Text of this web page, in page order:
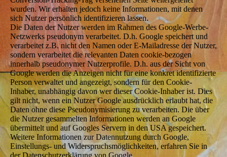
wurden. Wir erhalten jedoch keine Informationen, mit denen
sich Nutzer persönlich identifizieren lassen.
Die Daten der Nutzer werden im Rahmen des Google-Werbe-
Netzwerks pseudonym verarbeitet. D.h. Google speichert und
verarbeitet z.B. nicht den Namen oder E-Mailadresse der Nutzer,
sondern verarbeitet die relevanten Daten cookie-bezogen
innerhalb pseudonymer Nutzerprofile. D.h. aus der Sicht von
Google werden die Anzeigen nicht für eine konkret identifizierte
Person verwaltet und angezeigt, sondern für den Cookie-
Inhaber, unabhängig davon wer dieser Cookie-Inhaber ist. Dies
gilt nicht, wenn ein Nutzer Google ausdrücklich erlaubt hat, die
Daten ohne diese Pseudonymisierung zu verarbeiten. Die über
die Nutzer gesammelten Informationen werden an Google
übermittelt und auf Googles Servern in den USA gespeichert.
Weitere Informationen zur Datennutzung durch Google,
Einstellungs- und Widerspruchsmöglichkeiten, erfahren Sie in